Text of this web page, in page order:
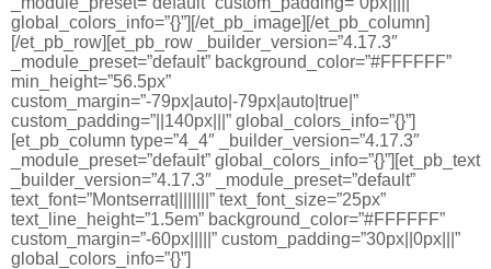
global_colors_info=”{}”][/et_pb_image][/et_pb_column]
[/et_pb_row][et_pb_row _builder_version=”4.17.3″
_module_preset=”default” background_color=”#FFFFFF”
min_height=”56.5px”
custom_margin=”-79px|auto|-79px|auto|true|”
custom_padding=”||140px|||” global_colors_info=”{}”]
[et_pb_column type=”4_4″ _builder_version=”4.17.3″
_module_preset=”default” global_colors_info=”{}”][et_pb_text
_builder_version=”4.17.3″ _module_preset=”default”
text_font=”Montserrat||||||||” text_font_size=”25px”
text_line_height=”1.5em” background_color=”#FFFFFF”
custom_margin=”-60px|||||” custom_padding=”30px||0px|||”
global_colors_info=”{}”]